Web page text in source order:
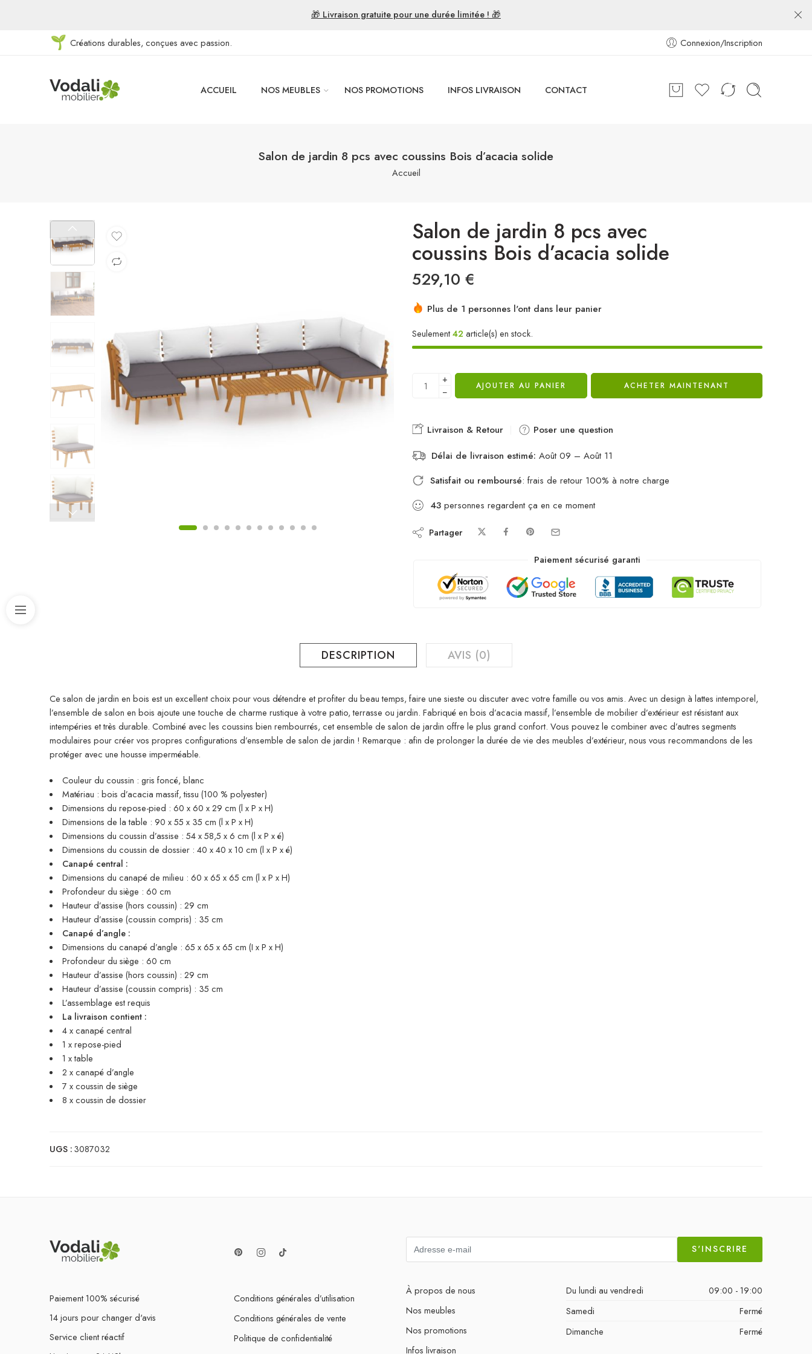
🎁 Livraison gratuite pour une durée limitée ! 🎁
Créations durables, conçues avec passion. Connexion/Inscription
ACCUEIL NOS MEUBLES NOS PROMOTIONS INFOS LIVRAISON CONTACT
Salon de jardin 8 pcs avec coussins Bois d’acacia solide
Accueil
Salon de jardin 8 pcs avec
coussins Bois d’acacia solide
529,10 €
Plus de 1 personnes l'ont dans leur panier
Seulement42 article(s) en stock.
+
−
AJOUTER AU PANIER ACHETER MAINTENANT
Livraison & Retour
Poser une question
Délai de livraison estimé: Août 09 – Août 11
Satisfait ou remboursé: frais de retour 100% à notre charge
43 personnes regardent ça en ce moment
Partager
Paiement sécurisé garanti
DESCRIPTION AVIS (0)
Ce salon de jardin en bois est un excellent choix pour vous détendre et profiter du beau temps, faire une sieste ou discuter avec votre famille ou vos amis. Avec un design à lattes intemporel,
l’ensemble de salon en bois ajoute une touche de charme rustique à votre patio, terrasse ou jardin. Fabriqué en bois d’acacia massif, l’ensemble de mobilier d’extérieur est résistant aux
intempéries et très durable. Combiné avec les coussins bien rembourrés, cet ensemble de salon de jardin offre le plus grand confort. Vous pouvez le combiner avec d’autres segments
modulaires pour créer vos propres configurations d’ensemble de salon de jardin ! Remarque : afin de prolonger la durée de vie des meubles d’extérieur, nous vous recommandons de les
protéger avec une housse imperméable.
Couleur du coussin : gris foncé, blanc
Matériau : bois d’acacia massif, tissu (100 % polyester)
Dimensions du repose-pied : 60 x 60 x 29 cm (l x P x H)
Dimensions de la table : 90 x 55 x 35 cm (l x P x H)
Dimensions du coussin d’assise : 54 x 58,5 x 6 cm (l x P x é)
Dimensions du coussin de dossier : 40 x 40 x 10 cm (l x P x é)
Canapé central :
Dimensions du canapé de milieu : 60 x 65 x 65 cm (l x P x H)
Profondeur du siège : 60 cm
Hauteur d’assise (hors coussin) : 29 cm
Hauteur d’assise (coussin compris) : 35 cm
Canapé d’angle :
Dimensions du canapé d’angle : 65 x 65 x 65 cm (I x P x H)
Profondeur du siège : 60 cm
Hauteur d’assise (hors coussin) : 29 cm
Hauteur d’assise (coussin compris) : 35 cm
L’assemblage est requis
La livraison contient :
4 x canapé central
1 x repose-pied
1 x table
2 x canapé d’angle
7 x coussin de siège
8 x coussin de dossier
UGS :3087032
Paiement 100% sécurisé
14 jours pour changer d'avis
Service client réactif
Conditions générales d’utilisation
Conditions générales de vente
Politique de confidentialité
S'INSCRIRE
À propos de nous
Nos meubles
Nos promotions
Infos livraison
Du lundi au vendredi
09:00 - 19:00
Samedi
Fermé
Dimanche
Fermé